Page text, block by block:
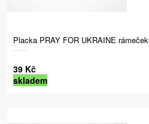
Placka PRAY FOR UKRAINE rámeček
39 Kč
skladem